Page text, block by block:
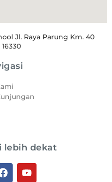
Jl. Raya Parung Km. 40
lebih dekat